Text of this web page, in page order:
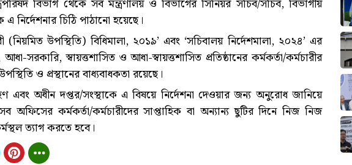
বিভাগ থেকে সব মন্ত্রণালয় ও বিভাগের সিনিয়র সচিব/সচিব, বিভাগীয়
নির্দেশনার চিঠি পাঠানো হয়েছে।
(নিয়মিত উপস্থিতি) বিধিমালা, ২০১৯’ এবং ‘সচিবালয় নির্দেশমালা, ২০২৪’ এর
সরকারি, স্বায়ত্তশাসিত ও আধা-স্বায়ত্তশাসিত প্রতিষ্ঠানের কর্মকর্তা/কর্মচারীর
ও প্রস্থানের বাধ্যবাধকতা রয়েছে।
এবং অধীন দপ্তর/সংস্থাকে এ বিষয়ে নির্দেশনা দেওয়ার জন্য অনুরোধ জানিয়ে
অফিসের কর্মকর্তা/কর্মচারীদের সাপ্তাহিক বা অন্যান্য ছুটির দিনে নিজ নিজ
ত্যাগ করতে হবে।